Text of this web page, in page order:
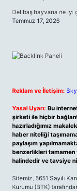
Delibaş hayvana ne iyi
Temmuz 17, 2026
Reklam ve İletişim:
Yasal Uyarı: Bu
şirketi ile hiçbir
hazırladığımız
haber niteliği
paylaşım
benzerlikleri
halindedir ve tavsiye
Sitemiz, 5651 Sayılı
Kurumu (BTK)